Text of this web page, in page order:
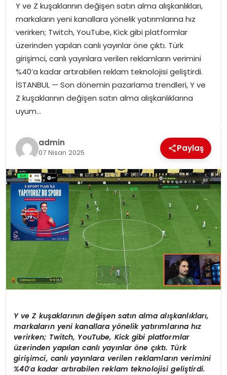
GÜNDEM
MAGAZIN
Y ve Z kuşaklarının değişen satın alma alışkanlıkları,
markaların yeni kanallara yönelik yatırımlarına hız
verirken; Twitch, YouTube, Kick gibi platformlar
üzerinden yapılan canlı yayınlar öne çıktı. Türk
girişimci, canlı yayınlara verilen reklamların verimini
%40’a kadar artırabilen reklam teknolojisi geliştirdi.
İSTANBUL — Son dönemin pazarlama trendleri, Y ve
Z kuşaklarının değişen satın alma alışkanlıklarına
uyum…
admin
07 Nisan 2025 Paylaş
Y veZ kuşaklarının değişen satın alma alışkanlıkları,
markaların yeni kanallara yönelik yatırımlarına hız
verirken; Twitch, YouTube, Kick gibi platformlar
üzerinden yapılan canlı yayınlaröne çıktı. Türk
girişimci, canlı yayınlara verilen reklamların verimini
%40’a kadar artırabilen reklam teknolojisi geliştirdi.